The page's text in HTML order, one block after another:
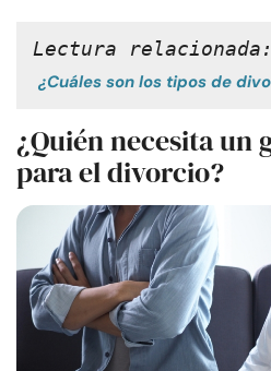
Lectura relacionada:
¿Cuáles son los tipos de
¿Quién necesita un
para el divorcio?